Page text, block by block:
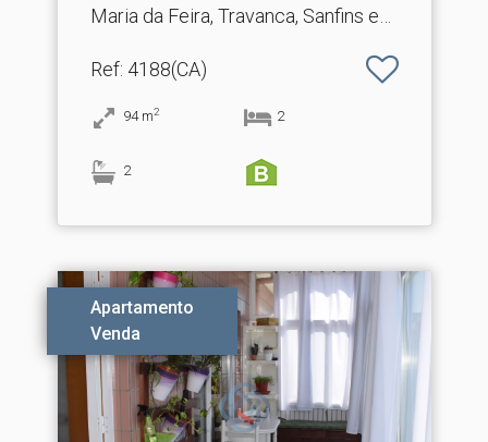
Maria da Feira, Travanca, Sanfins e
Ref: 4188(CA)
94 m2 2
2
Apartamento
Venda